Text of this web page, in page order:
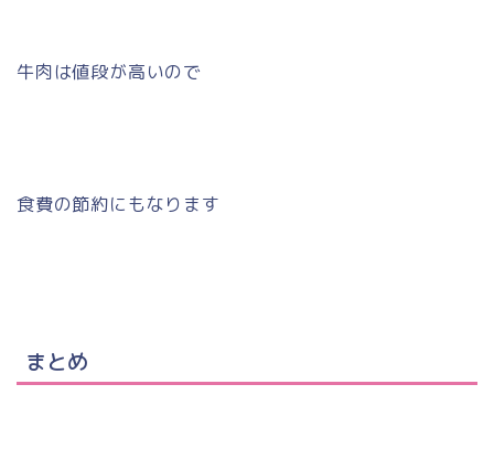
牛肉は値段が高いので
食費の節約にもなります
まとめ